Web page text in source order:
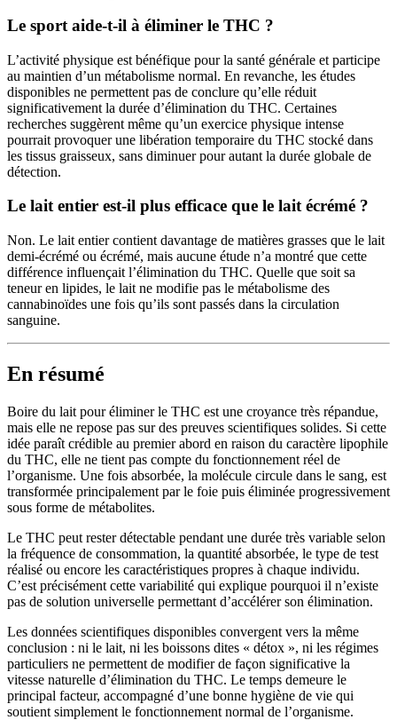
Le sport aide-t-il à éliminer le THC ?
L’activité physique est bénéfique pour la santé générale et participe
au maintien d’un métabolisme normal. En revanche, les études
disponibles ne permettent pas de conclure qu’elle réduit
significativement la durée d’élimination du THC. Certaines
recherches suggèrent même qu’un exercice physique intense
pourrait provoquer une libération temporaire du THC stocké dans
les tissus graisseux, sans diminuer pour autant la durée globale de
détection.
Le lait entier est-il plus efficace que le lait écrémé ?
Non. Le lait entier contient davantage de matières grasses que le lait
demi-écrémé ou écrémé, mais aucune étude n’a montré que cette
différence influençait l’élimination du THC. Quelle que soit sa
teneur en lipides, le lait ne modifie pas le métabolisme des
cannabinoïdes une fois qu’ils sont passés dans la circulation
sanguine.
En résumé
Boire du lait pour éliminer le THC est une croyance très répandue,
mais elle ne repose pas sur des preuves scientifiques solides. Si cette
idée paraît crédible au premier abord en raison du caractère lipophile
du THC, elle ne tient pas compte du fonctionnement réel de
l’organisme. Une fois absorbée, la molécule circule dans le sang, est
transformée principalement par le foie puis éliminée progressivement
sous forme de métabolites.
Le THC peut rester détectable pendant une durée très variable selon
la fréquence de consommation, la quantité absorbée, le type de test
réalisé ou encore les caractéristiques propres à chaque individu.
C’est précisément cette variabilité qui explique pourquoi il n’existe
pas de solution universelle permettant d’accélérer son élimination.
Les données scientifiques disponibles convergent vers la même
conclusion : ni le lait, ni les boissons dites « détox », ni les régimes
particuliers ne permettent de modifier de façon significative la
vitesse naturelle d’élimination du THC. Le temps demeure le
principal facteur, accompagné d’une bonne hygiène de vie qui
soutient simplement le fonctionnement normal de l’organisme.